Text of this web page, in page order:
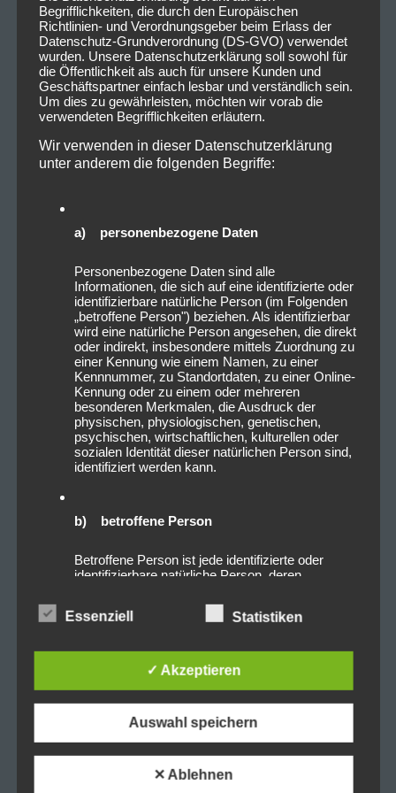
Begrifflichkeiten, die durch den Europäischen
Richtlinien- und Verordnungsgeber beim Erlass der
Datenschutz-Grundverordnung (DS-GVO) verwendet
wurden. Unsere Datenschutzerklärung soll sowohl für
die Öffentlichkeit als auch für unsere Kunden und
Geschäftspartner einfach lesbar und verständlich sein.
Um dies zu gewährleisten, möchten wir vorab die
verwendeten Begrifflichkeiten erläutern.
Wir verwenden in dieser Datenschutzerklärung
unter anderem die folgenden Begriffe:
a) personenbezogene Daten
Personenbezogene Daten sind alle
Informationen, die sich auf eine identifizierte oder
identifizierbare natürliche Person (im Folgenden
„betroffene Person") beziehen. Als identifizierbar
wird eine natürliche Person angesehen, die direkt
oder indirekt, insbesondere mittels Zuordnung zu
einer Kennung wie einem Namen, zu einer
Kennnummer, zu Standortdaten, zu einer Online-
Kennung oder zu einem oder mehreren
besonderen Merkmalen, die Ausdruck der
physischen, physiologischen, genetischen,
psychischen, wirtschaftlichen, kulturellen oder
sozialen Identität dieser natürlichen Person sind,
identifiziert werden kann.
b) betroffene Person
Betroffene Person ist jede identifizierte oder
identifizierbare natürliche Person, deren
Verarbeitung Verantwortlichen verarbeitet
werden.
c) Verarbeitung
Verarbeitung ist jeder mit oder ohne Hilfe
automatisierter Verfahren ausgeführte Vorgang
oder jede solche Vorgangsreihe im
Zusammenhang mit personenbezogenen Daten
wie das Erheben, das Erfassen, die
Essenziell Statistiken
✓ Akzeptieren
Auswahl speichern
✕ Ablehnen